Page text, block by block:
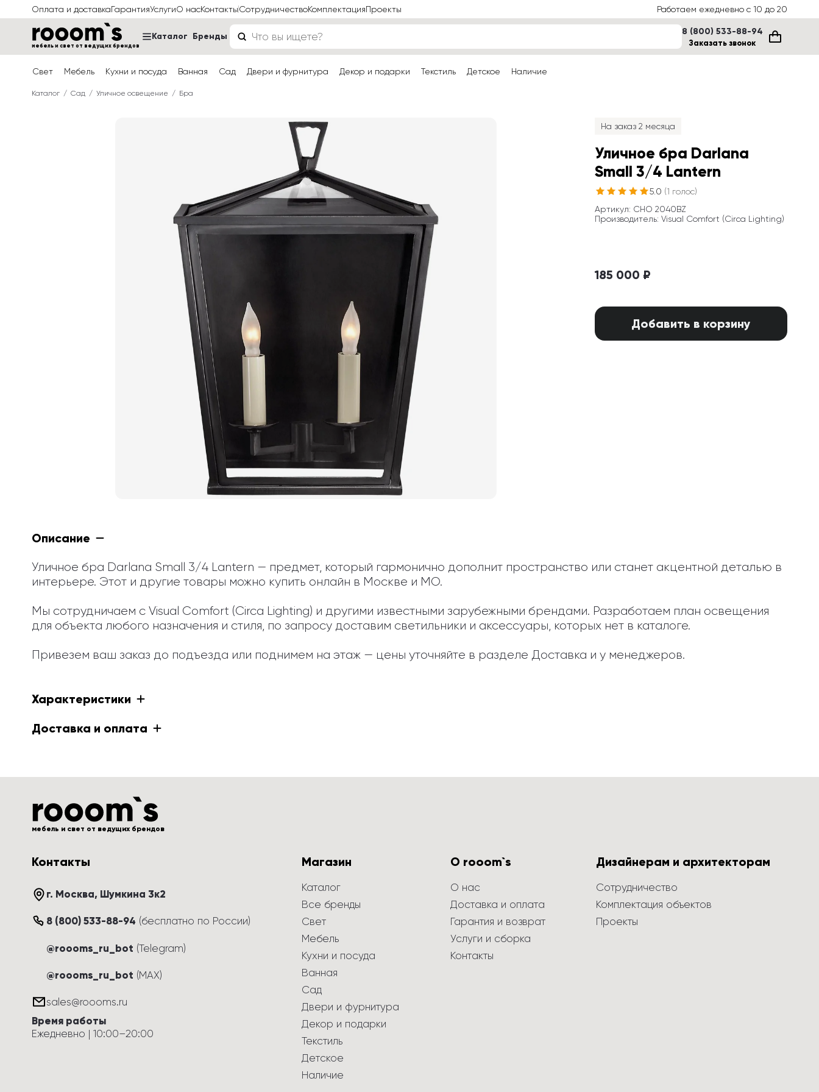
Оплата и доставкаГарантияУслугиО насКонтактыСотрудничествоКомплектацияПроекты Работаем ежедневно с 10 до 20
мебель и свет от ведущих брендов
Каталог Бренды 8 (800) 533-88-94
Заказать звонок
Свет Мебель Кухни и посуда Ванная Сад Двери и фурнитура Декор и подарки Текстиль Детское Наличие
Каталог Сад Уличное освещение Бра
На заказ 2 месяца
Уличное бра Darlana
Small 3/4 Lantern
5.0 (1 голос)
Артикул: CHO 2040BZ
Производитель: Visual Comfort (Circa Lighting)
185 000 ₽
Добавить в корзину
Описание
Уличное бра Darlana Small 3/4 Lantern — предмет, который гармонично дополнит пространство или станет акцентной деталью в
интерьере. Этот и другие товары можно купить онлайн в Москве и МО.
Мы сотрудничаем с Visual Comfort (Circa Lighting) и другими известными зарубежными брендами. Разработаем план освещения
для объекта любого назначения и стиля, по запросу доставим светильники и аксессуары, которых нет в каталоге.
Привезем ваш заказ до подъезда или поднимем на этаж — цены уточняйте в разделе Доставка и у менеджеров.
Характеристики
Доставка и оплата
мебель и свет от ведущих брендов
Контакты
г. Москва, Шумкина 3к2
8 (800) 533-88-94 (бесплатно по России)
@roooms_ru_bot (Telegram)
@roooms_ru_bot (MAX)
sales@roooms.ru
Время работы
Ежедневно | 10:00–20:00
Магазин
Каталог
Все бренды
Свет
Мебель
Кухни и посуда
Ванная
Сад
Двери и фурнитура
Декор и подарки
Текстиль
Детское
Наличие
О rooom`s
О нас
Доставка и оплата
Гарантия и возврат
Услуги и сборка
Контакты
Дизайнерам и архитекторам
Сотрудничество
Комплектация объектов
Проекты